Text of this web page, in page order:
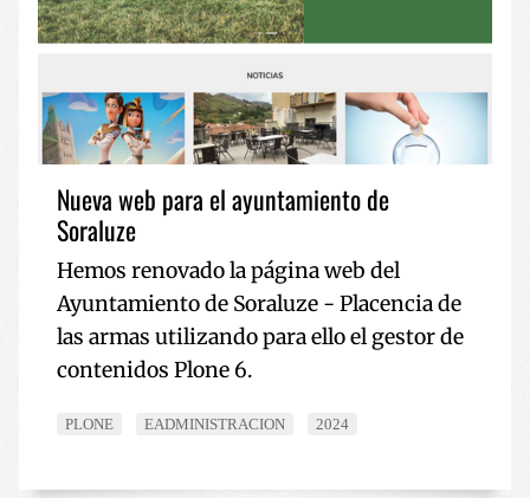
Nueva web para el ayuntamiento de
Soraluze
Hemos renovado la página web del
Ayuntamiento de Soraluze - Placencia de
las armas utilizando para ello el gestor de
contenidos Plone 6.
PLONE EADMINISTRACION 2024